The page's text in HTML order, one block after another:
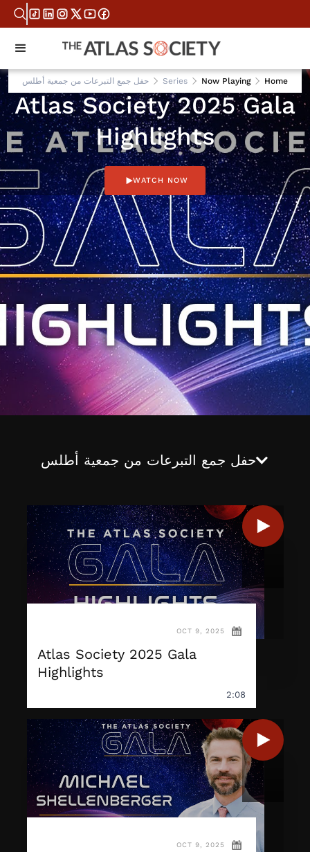
Atlas Society 2025 Gala
Highlights
WATCH NOW
Home
Now Playing
Series حفل جمع التبرعات من جمعية أطلس
حفل جمع التبرعات من جمعية أطلس
OCT 9, 2025
Atlas Society 2025 Gala
Highlights
2:08
OCT 9, 2025